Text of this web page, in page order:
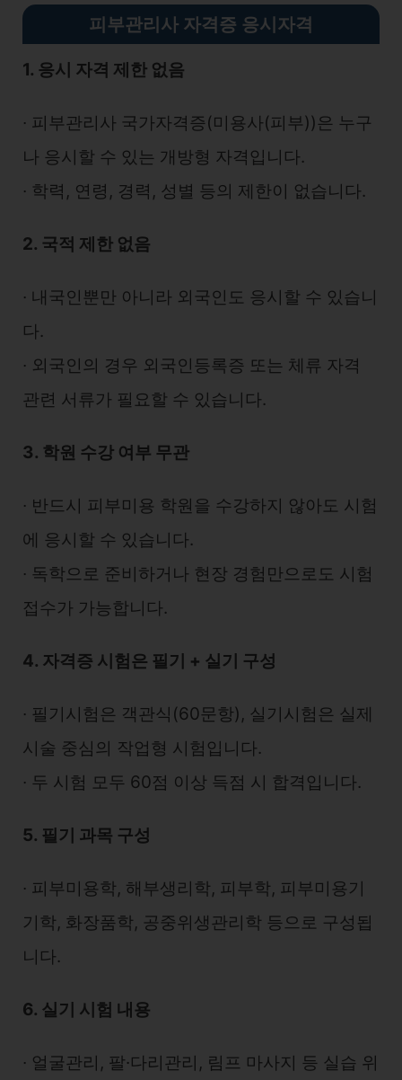
피부관리사 자격증 응시자격
1. 응시 자격 제한 없음
∙ 피부관리사 국가자격증(미용사(피부))은 누구
나 응시할 수 있는 개방형 자격입니다.
∙ 학력, 연령, 경력, 성별 등의 제한이 없습니다.
2. 국적 제한 없음
∙ 내국인뿐만 아니라 외국인도 응시할 수 있습니
다.
∙ 외국인의 경우 외국인등록증 또는 체류 자격
관련 서류가 필요할 수 있습니다.
3. 학원 수강 여부 무관
∙ 반드시 피부미용 학원을 수강하지 않아도 시험
에 응시할 수 있습니다.
∙ 독학으로 준비하거나 현장 경험만으로도 시험
접수가 가능합니다.
4. 자격증 시험은 필기 + 실기 구성
∙ 필기시험은 객관식(60문항), 실기시험은 실제
시술 중심의 작업형 시험입니다.
∙ 두 시험 모두 60점 이상 득점 시 합격입니다.
5. 필기 과목 구성
∙ 피부미용학, 해부생리학, 피부학, 피부미용기
기학, 화장품학, 공중위생관리학 등으로 구성됩
니다.
6. 실기 시험 내용
∙ 얼굴관리, 팔·다리관리, 림프 마사지 등 실습 위